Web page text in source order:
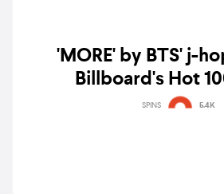
'MORE' by BTS' j-
Billboard's Hot
SPINS 5.4K